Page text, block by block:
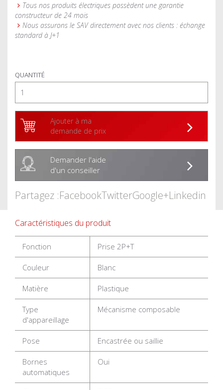
Tous nos produits électriques possèdent une garantie
constructeur de 24 mois
Nous assurons le SAV directement avec nos clients : échange
standard à J+1
QUANTITÉ
Ajouter à ma
demande de prix
Demander l'aide
d'un conseiller
Partagez :FacebookTwitterGoogle+Linkedin
Caractéristiques du produit
Fonction Prise 2P+T
Couleur Blanc
Matière Plastique
Type
d'appareillage
Mécanisme composable
Pose Encastrée ou saillie
Bornes
automatiques
Oui